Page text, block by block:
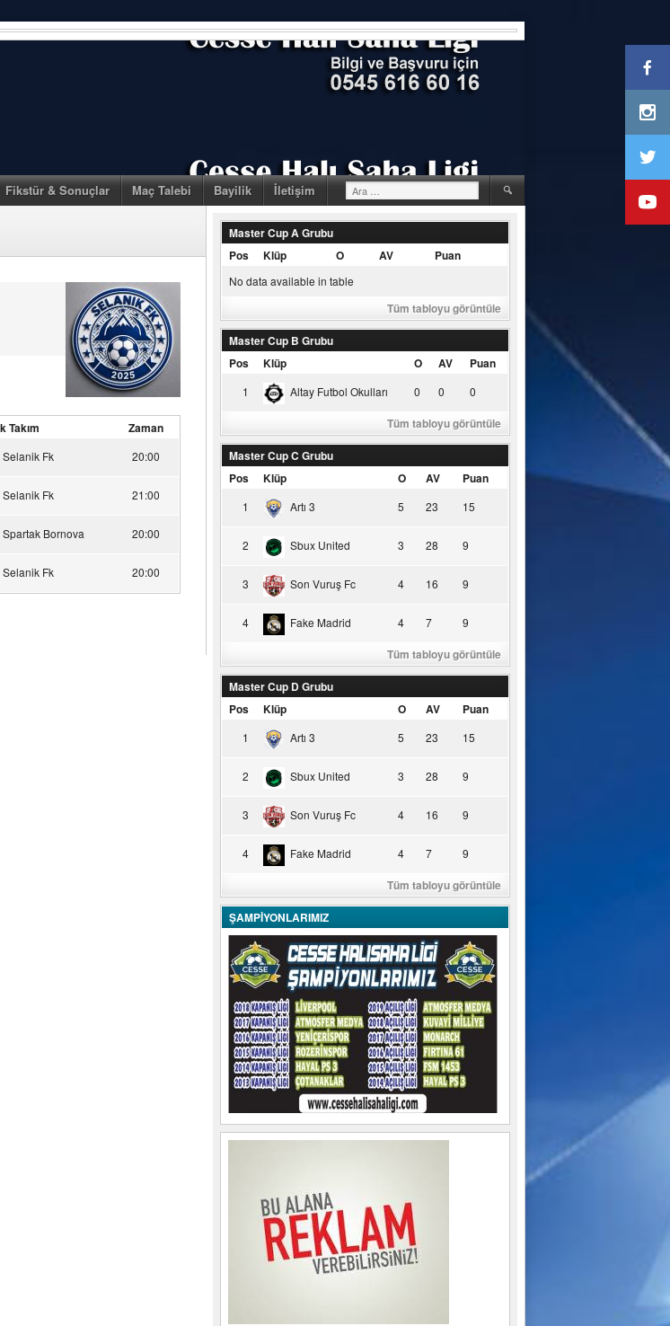
Fikstür & Sonuçlar Maç Talebi Bayilik İletişim Arama:
Takım Zaman
Selanik Fk 20:00
Selanik Fk 21:00
Spartak Bornova 20:00
Selanik Fk 20:00
Master Cup A Grubu
Pos
Klüp O AV Puan
No data available in table
Tüm tabloyu görüntüle
Master Cup B Grubu
Pos
Klüp O AV Puan
1 Altay Futbol Okulları 0 0 0
Tüm tabloyu görüntüle
Master Cup C Grubu
Pos
Klüp O AV Puan
1 Artı 3 5 23 15
2 Sbux United 3 28 9
3 Son Vuruş Fc 4 16 9
4 Fake Madrid 4 7 9
Tüm tabloyu görüntüle
Master Cup D Grubu
Pos
Klüp O AV Puan
1 Artı 3 5 23 15
2 Sbux United 3 28 9
3 Son Vuruş Fc 4 16 9
4 Fake Madrid 4 7 9
Tüm tabloyu görüntüle
ŞAMPİYONLARIMIZ